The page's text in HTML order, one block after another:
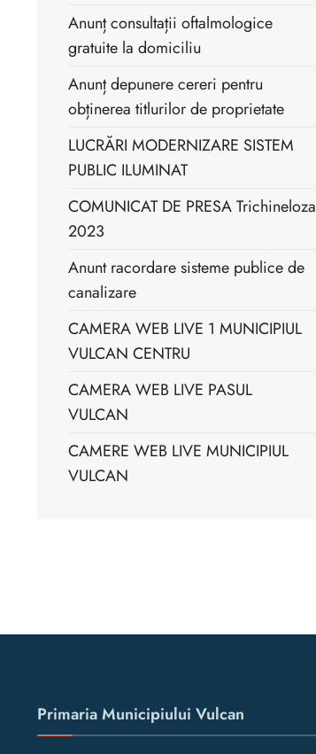
Anunț consultații oftalmologice
gratuite la domiciliu
Anunț depunere cereri pentru
obținerea titlurilor de proprietate
LUCRĂRI MODERNIZARE SISTEM
PUBLIC ILUMINAT
COMUNICAT DE PRESA Trichineloza
2023
Anunt racordare sisteme publice de
canalizare
CAMERA WEB LIVE 1 MUNICIPIUL
VULCAN CENTRU
CAMERA WEB LIVE PASUL
VULCAN
CAMERE WEB LIVE MUNICIPIUL
VULCAN
Primaria Municipiului Vulcan